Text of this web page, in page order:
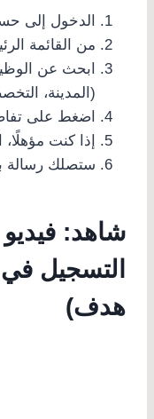
الدخول إلى
من القائمة
ابحث عن
(المدينة،
اضغط على
إذا كنت
ستصلك رسالة
شاهد:
التسجيل
هدف)